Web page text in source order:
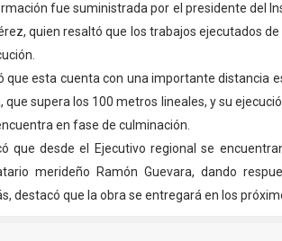
Fortalecen formación académica
Campo Elías consolida plan de
Fundecem inició con éxito el taller
El Lactario del Iahula celebra la
Plan Vacacional "Venezuela Ríe
fue suministrada por el presidente del
quien resaltó que los trabajos ejecutados
que esta cuenta con una importante distancia
que supera los 100 metros lineales, y su
en fase de culminación.
que desde el Ejecutivo regional se
merideño Ramón Guevara, dando
destacó que la obra se entregará en los